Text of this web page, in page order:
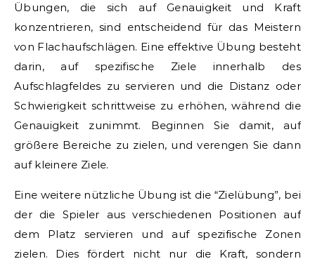
Übungen, die sich auf Genauigkeit und Kraft
konzentrieren, sind entscheidend für das Meistern
von Flachaufschlägen. Eine effektive Übung besteht
darin, auf spezifische Ziele innerhalb des
Aufschlagfeldes zu servieren und die Distanz oder
Schwierigkeit schrittweise zu erhöhen, während die
Genauigkeit zunimmt. Beginnen Sie damit, auf
größere Bereiche zu zielen, und verengen Sie dann
auf kleinere Ziele.
Eine weitere nützliche Übung ist die “Zielübung”, bei
der die Spieler aus verschiedenen Positionen auf
dem Platz servieren und auf spezifische Zonen
zielen. Dies fördert nicht nur die Kraft, sondern